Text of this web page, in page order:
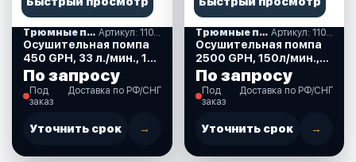
Трюмные помпы
Осушительная помпа
450 GPH, 33 л./мин., 12
В. (110058)
По запросу
Под
заказ
Доставка по РФ/СНГ
Уточнить срок →
Трюмные помпы Артикул: 110027
Осушительная помпа
2500 GPH, 150л/мин.,
12 В. (110027)
По запросу
Под
заказ
Доставка по РФ/СНГ
Уточнить срок →